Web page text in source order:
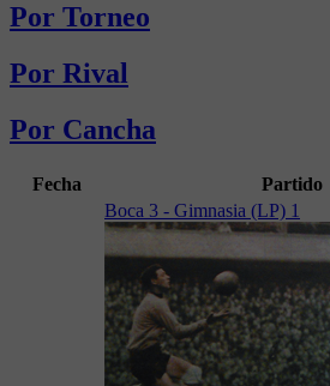
Por Torneo
Por Rival
Por Cancha
Fecha Partido
Boca 3 - Gimnasia (LP) 1